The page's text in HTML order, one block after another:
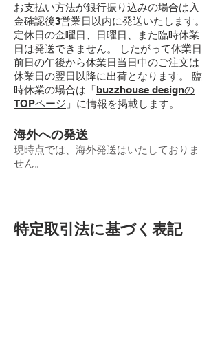
お支払い方法が銀行振り込みの場合は入
金確認後3営業日以内に発送いたします。
定休日の金曜日、日曜日、また臨時休業
日は発送できません。 したがって休業日
前日の午後から休業日当日中のご注文は
休業日の翌日以降に出荷となります。 臨
時休業の場合は「buzzhouse designの
TOPページ 」に情報を掲載します。
海外への発送
現時点では、海外発送はいたしておりま
せん。
特定取引法に基づく表記